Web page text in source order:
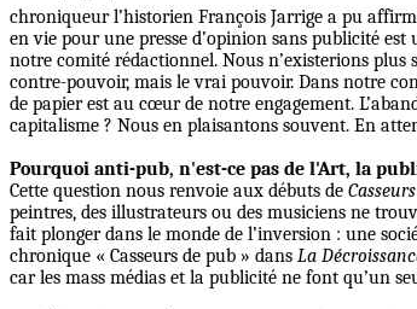
chroniqueur l’historien François Jarrige a pu
en vie pour une presse d’opinion sans publicité
notre comité rédactionnel. Nous n’existerions plus
contre-pouvoir, mais le vrai pouvoir. Dans notre
de papier est au cœur de notre engagement.
capitalisme ? Nous en plaisantons souvent. En
Pourquoi anti-pub, n'est-ce pas de l'Art, la
Cette question nous renvoie aux débuts de
peintres, des illustrateurs ou des musiciens ne
fait plonger dans le monde de l’inversion : une
chronique « Casseurs de pub » dans La
car les mass médias et la publicité ne font qu’un